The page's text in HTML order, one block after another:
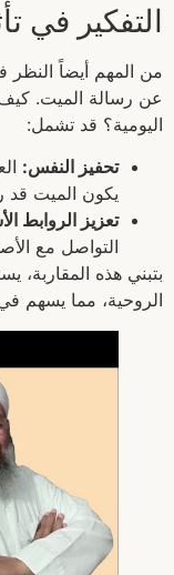
التفكير في
من المهم أيضاً النظر
عن رسالة الميت. كيف
اليومية؟ قد تشمل:
تحفيز النفس:
يكون الميت
تعزيز الروابط
التواصل مع
بتبني هذه المقاربة،
الروحية، مما يسهم في